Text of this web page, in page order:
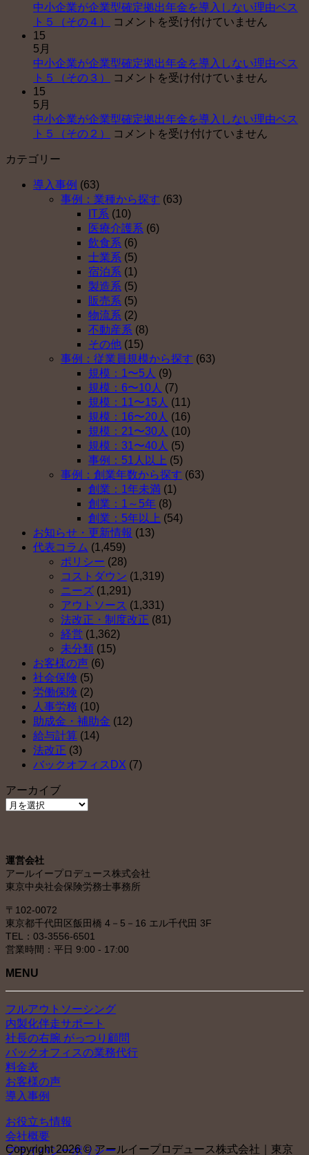
申
ー
中小企業が企業型確定拠出年金を導入しない理由ベス
ト５（その４）
中
業
が
型
確
年
金
を
導
入
し
な
い
理
由
ベ
ス
ト
５
（そ
の
４）
は
コメントを受け付けていません
15
5月
中小企業が企業型確定拠出年金を導入しない理由ベス
ト５（その３）
中
業
が
確
定
拠
出
年
金
を
導
入
し
な
い
理
由
ベ
ス
ト
５
（そ
の
３）
は
コメントを受け付けていません
15
5月
中小企業が企業型確定拠出年金を導入しない理由ベス
ト５（その２）
中
企
業
型
確
定
拠
出
年
金
を
導
入
し
な
い
理
由
ベ
ス
ト
５
（そ
の
２）
は
コメントを受け付けていません
カテゴリー
導入事例 (63)
事例：業種から探す (63)
IT系 (10)
医療介護系 (6)
飲食系 (6)
士業系 (5)
宿泊系 (1)
製造系 (5)
販売系 (5)
物流系 (2)
不動産系 (8)
その他 (15)
事例：従業員規模から探す (63)
規模：1〜5人 (9)
規模：6〜10人 (7)
規模：11〜15人 (11)
規模：16〜20人 (16)
規模：21〜30人 (10)
規模：31〜40人 (5)
事例：51人以上 (5)
事例：創業年数から探す (63)
創業：1年未満 (1)
創業：1～5年 (8)
創業：5年以上 (54)
お知らせ・更新情報 (13)
代表コラム (1,459)
ポリシー (28)
コストダウン (1,319)
ニーズ (1,291)
アウトソース (1,331)
法改正・制度改正 (81)
経営 (1,362)
未分類 (15)
お客様の声 (6)
社会保険 (5)
労働保険 (2)
人事労務 (10)
助成金・補助金 (12)
給与計算 (14)
法改正 (3)
バックオフィスDX (7)
アーカイブ
ア
ブ
運営会社
アールイープロデュース株式会社
東京中央社会保険労務士事務所
〒102-0072
東京都千代田区飯田橋 4－5－16 エル千代田 3F
TEL：03-3556-6501
営業時間：平日 9:00 - 17:00
MENU
フルアウトソーシング
内製化伴走サポート
社長の右腕 がっつり顧問
バックオフィスの業務代行
料金表
お客様の声
導入事例
お役立ち情報
会社概要
プライバシーポリシー
Copyright 2026 © アールイープロデュース株式会社｜東京